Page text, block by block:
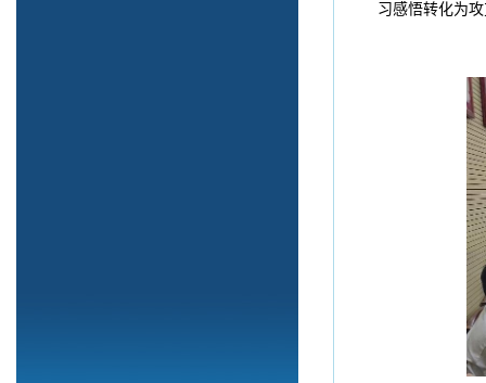
习感悟转化为